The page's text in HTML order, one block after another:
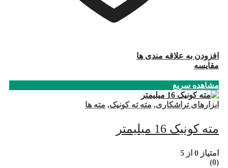
افزودن به علاقه مندی ها
مقایسه
مشاهده سریع
ابزارهای تراشکاری, مته ته کونیک, مته ها
مته کونیک 16 میلیمتر
امتیاز 0 از 5
(0)